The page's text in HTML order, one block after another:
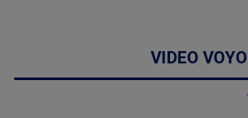
VIDEO VOYO